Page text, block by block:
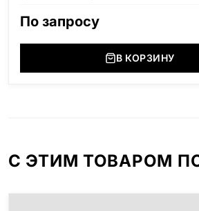
По запросу
В КОРЗИНУ
С ЭТИМ ТОВАРОМ